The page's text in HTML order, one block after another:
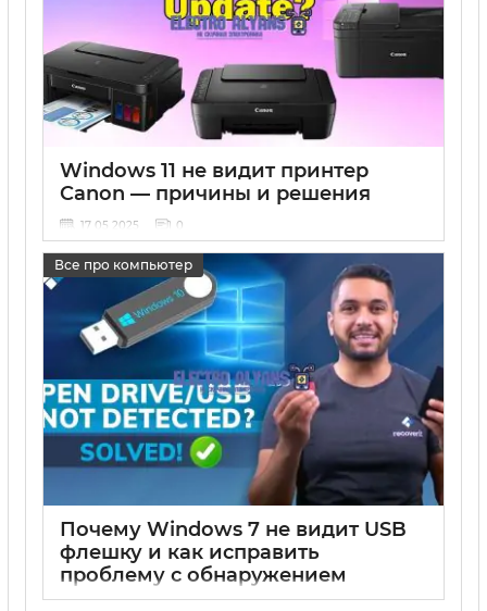
Windows 11 не видит принтер
Canon — причины и решения
17 05 2025 0
Все про компьютер
Почему Windows 7 не видит USB
флешку и как исправить
проблему с обнаружением
флешки